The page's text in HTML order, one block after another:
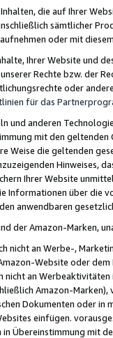
die auf Ihrer
sämtlicher
oder mit
Ihrer Website und
Rechte bzw. der
oder
für das
und anderen
mit den
Weise die geltenden
Hinweises,
Ihrer Website
Informationen über die
anwendbaren
der Amazon-Marken,
nicht an Werbe-,
Website oder
nicht an
Amazon-
Dokumenten oder in
einfügen.
Übereinstimmung mit